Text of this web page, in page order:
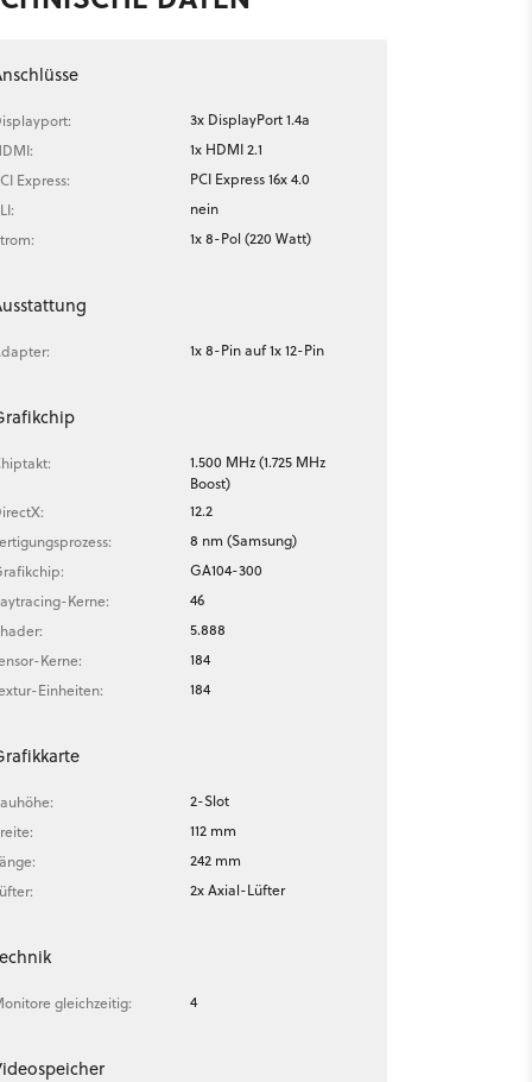
3x DisplayPort 1.4a
1x HDMI 2.1
Express:
PCI Express 16x 4.0
nein
1x 8-Pol (220 Watt)
1x 8-Pin auf 1x 12-Pin
1.500 MHz (1.725 MHz
Boost)
12.2
8 nm (Samsung)
GA104-300
Kerne:
46
5.888
Kerne:
184
Einheiten:
184
2-Slot
112 mm
242 mm
2x Axial-Lüfter
gleichzeitig: 4